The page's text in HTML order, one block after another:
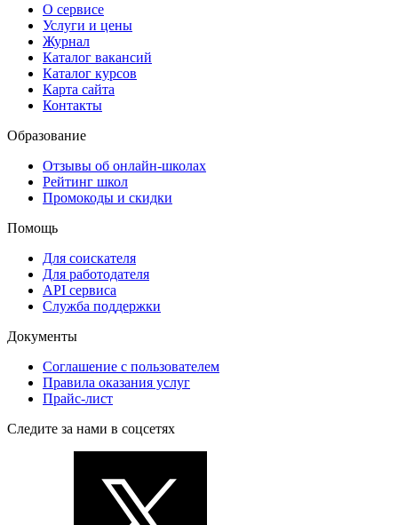
О сервисе
Услуги и цены
Журнал
Каталог вакансий
Каталог курсов
Карта сайта
Контакты
Образование
Отзывы об онлайн-школах
Рейтинг школ
Промокоды и скидки
Помощь
Для соискателя
Для работодателя
API сервиса
Служба поддержки
Документы
Соглашение с пользователем
Правила оказания услуг
Прайс-лист
Следите за нами в соцсетях